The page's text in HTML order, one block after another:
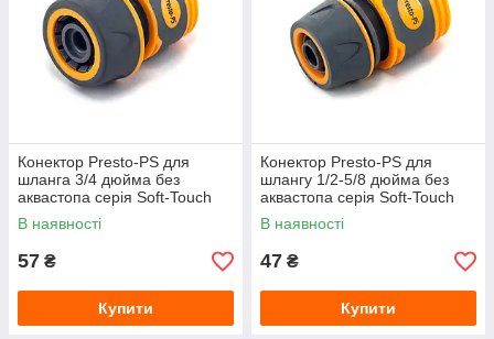
Конектор Presto-PS для
шланга 3/4 дюйма без
аквастопа серія Soft-Touch
(5819E)
В наявності
57 ₴
Купити
Конектор Presto-PS для
шлангу 1/2-5/8 дюйма без
аквастопа серія Soft-Touch
(5809E)
В наявності
47 ₴
Купити